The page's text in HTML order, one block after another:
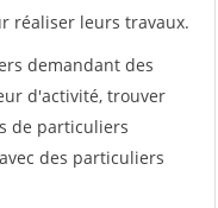
réaliser leurs travaux.
demandant des
d'activité, trouver
de particuliers
des particuliers